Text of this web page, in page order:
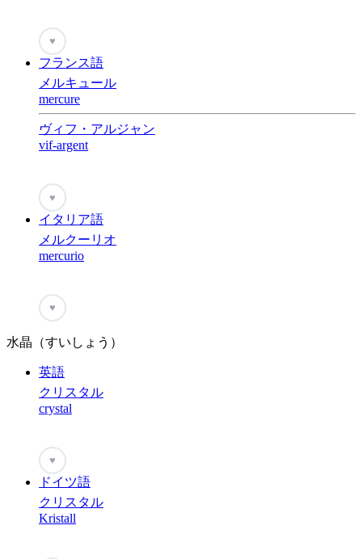
♥
フランス語
メルキュール
mercure
ヴィフ・アルジャン
vif-argent
♥
イタリア語
メルクーリオ
mercurio
♥
水晶（すいしょう）
英語
クリスタル
crystal
♥
ドイツ語
クリスタル
Kristall